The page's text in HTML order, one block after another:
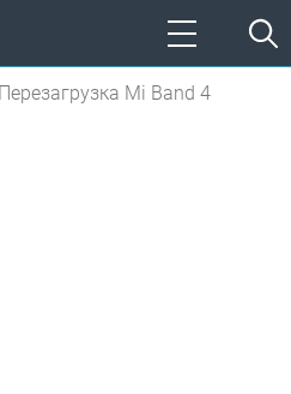
Перезагрузка Mi Band 4